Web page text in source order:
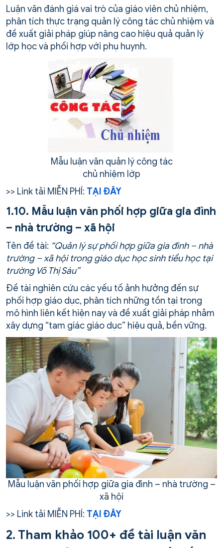
Luận văn đánh giá vai trò của giáo viên chủ nhiệm,
phân tích thực trạng quản lý công tác chủ nhiệm và
đề xuất giải pháp giúp nâng cao hiệu quả quản lý
lớp học và phối hợp với phụ huynh.
Mẫu luận văn quản lý công tác
chủ nhiệm lớp
>> Link tải MIỄN PHÍ: TẠI ĐÂY
1.10. Mẫu luận văn phối hợp giữa gia đình
– nhà trường – xã hội
Tên đề tài: “Quản lý sự phối hợp giữa gia đình – nhà
trường – xã hội trong giáo dục học sinh tiểu học tại
trường Võ Thị Sáu”
Đề tài nghiên cứu các yếu tố ảnh hưởng đến sự
phối hợp giáo dục, phân tích những tồn tại trong
mô hình liên kết hiện nay và đề xuất giải pháp nhằm
xây dựng “tam giác giáo dục” hiệu quả, bền vững.
Mẫu luận văn phối hợp giữa gia đình – nhà trường –
xã hội
>> Link tải MIỄN PHÍ: TẠI ĐÂY
2. Tham khảo 100+ đề tài luận văn